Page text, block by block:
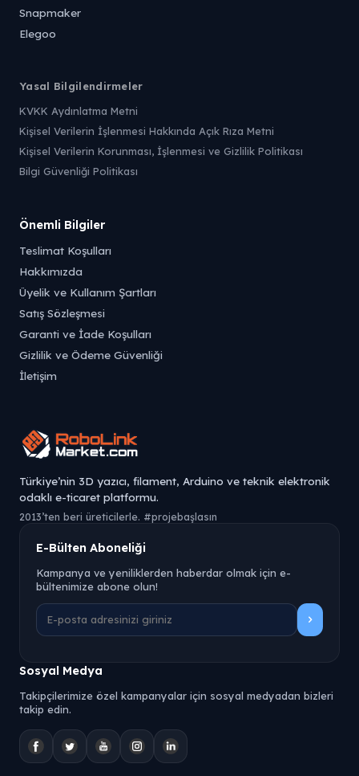
Snapmaker
Elegoo
Yasal Bilgilendirmeler
KVKK Aydınlatma Metni
Kişisel Verilerin İşlenmesi Hakkında Açık Rıza Metni
Kişisel Verilerin Korunması, İşlenmesi ve Gizlilik Politikası
Bilgi Güvenliği Politikası
Önemli Bilgiler
Teslimat Koşulları
Hakkımızda
Üyelik ve Kullanım Şartları
Satış Sözleşmesi
Garanti ve İade Koşulları
Gizlilik ve Ödeme Güvenliği
İletişim
Türkiye’nin 3D yazıcı, filament, Arduino ve teknik elektronik
odaklı e-ticaret platformu.
2013’ten beri üreticilerle. #projebaşlasın
E-Bülten Aboneliği
Kampanya ve yeniliklerden haberdar olmak için e-
bültenimize abone olun!
Sosyal Medya
Takipçilerimize özel kampanyalar için sosyal medyadan bizleri
takip edin.